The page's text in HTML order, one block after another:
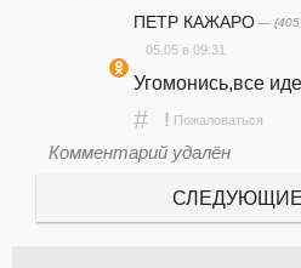
ПЕТР КАЖАРО —
05.05 в 09:31
Угомонись,все
# ! Пожаловаться
Комментарий удалён